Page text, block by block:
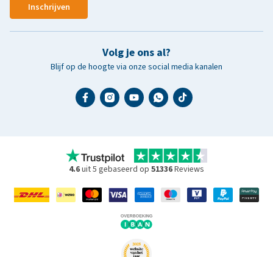
Inschrijven
Volg je ons al?
Blijf op de hoogte via onze social media kanalen
4.6uit 5 gebaseerd op 51336Reviews